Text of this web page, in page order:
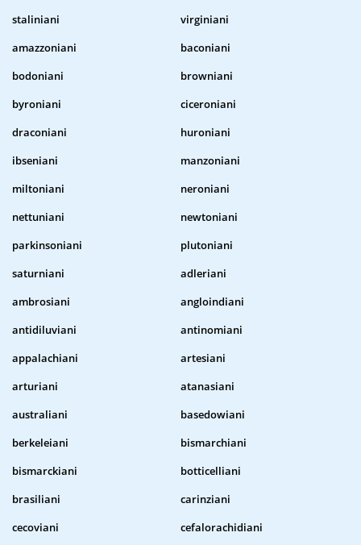
staliniani
virginiani
amazzoniani
baconiani
bodoniani
browniani
byroniani
ciceroniani
draconiani
huroniani
ibseniani
manzoniani
miltoniani
neroniani
nettuniani
newtoniani
parkinsoniani
plutoniani
saturniani
adleriani
ambrosiani
angloindiani
antidiluviani
antinomiani
appalachiani
artesiani
arturiani
atanasiani
australiani
basedowiani
berkeleiani
bismarchiani
bismarckiani
botticelliani
brasiliani
carinziani
cecoviani
cefalorachidiani